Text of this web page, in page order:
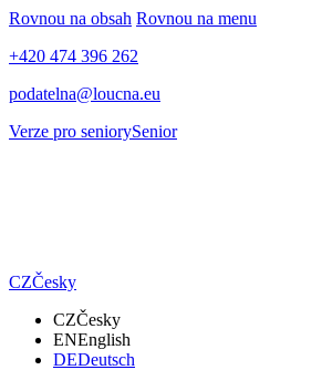
Rovnou na obsah Rovnou na menu
+420 474 396 262
podatelna@loucna.eu
Verze pro seniorySenior
CZČesky
CZČesky
ENEnglish
DEDeutsch